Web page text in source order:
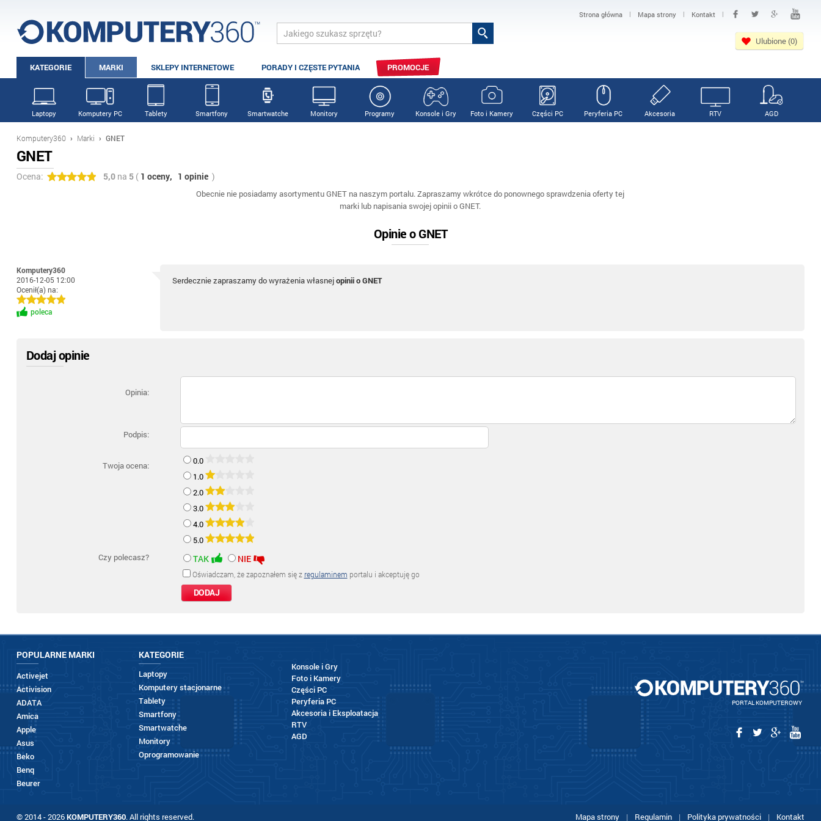
Strona główna | Mapa strony | Kontakt |
Ulubione (0)
KATEGORIE MARKI SKLEPY INTERNETOWE PORADY I CZĘSTE PYTANIA PROMOCJE
Laptopy Komputery PC Tablety Smartfony Smartwatche Monitory Programy Konsole i Gry Foto i Kamery Części PC Peryferia PC Akcesoria RTV AGD
Komputery360 › Marki › GNET
GNET
Ocena: 5,0na 5( 1 oceny, 1 opinie )
Obecnie nie posiadamy asortymentu GNET na naszym portalu. Zapraszamy wkrótce do ponownego sprawdzenia oferty tej
marki lub napisania swojej opinii o GNET.
Opinie o GNET
Komputery360
2016-12-05 12:00
Ocenił(a) na:
poleca
Serdecznie zapraszamy do wyrażenia własnejopinii o GNET
Dodaj opinie
Opinia:
Podpis:
Twoja ocena:
0.0
1.0
2.0
3.0
4.0
5.0
Czy polecasz?
TAK NIE
Oświadczam, że zapoznałem się z regulaminem portalu i akceptuję go
POPULARNE MARKI
Activejet
Activision
ADATA
Amica
Apple
Asus
Beko
Benq
Beurer
KATEGORIE
Laptopy
Komputery stacjonarne
Tablety
Smartfony
Smartwatche
Monitory
Oprogramowanie
Konsole i Gry
Foto i Kamery
Części PC
Peryferia PC
Akcesoria i Eksploatacja
RTV
AGD
PORTAL KOMPUTEROWY
Mapa strony | Regulamin | Polityka prywatności | Kontakt
© 2014 - 2026KOMPUTERY360. All rights reserved.